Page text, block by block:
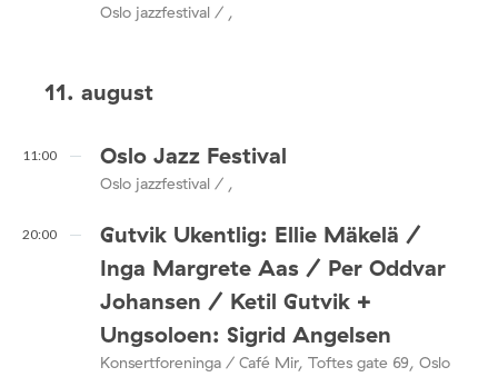
Oslo jazzfestival / ,
11. august
11:00 Oslo Jazz Festival
Oslo jazzfestival / ,
20:00
Gutvik Ukentlig: Ellie Mäkelä /
Inga Margrete Aas / Per Oddvar
Johansen / Ketil Gutvik +
Ungsoloen: Sigrid Angelsen
Konsertforeninga / Café Mir, Toftes gate 69, Oslo